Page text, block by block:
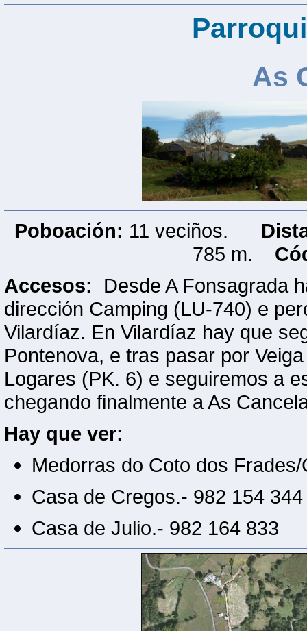
As
Poboación: 11 veciños.
785 m.
Accesos: Desde A Fonsagrada
dirección Camping (LU-740) e
Vilardíaz. En Vilardíaz hay que
Pontenova, e tras pasar por
Logares (PK. 6) e seguiremos a
chegando finalmente a As
Hay que ver:
Medorras do Coto dos
Casa de Cregos.- 982 154 344
Casa de Julio.- 982 164 833